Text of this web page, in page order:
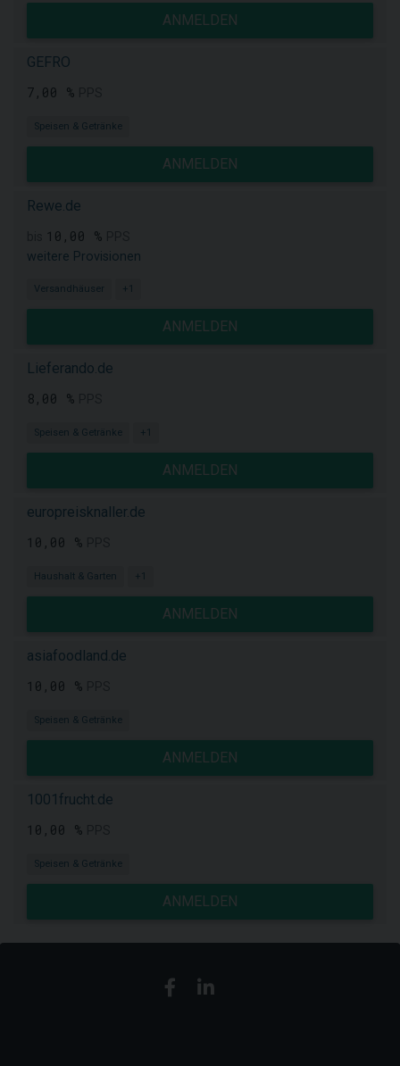
ANMELDEN
GEFRO
7,00 %
Speisen & Getränke
ANMELDEN
Rewe.de
10,00 %
weitere Provisionen
Versandhäuser +1
ANMELDEN
Lieferando.de
8,00 %
Speisen & Getränke +1
ANMELDEN
europreisknaller.de
10,00 %
Haushalt & Garten +1
ANMELDEN
asiafoodland.de
10,00 %
Speisen & Getränke
ANMELDEN
1001frucht.de
10,00 %
Speisen & Getränke
ANMELDEN